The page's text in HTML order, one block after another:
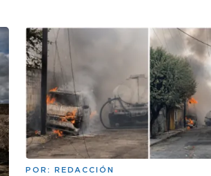
POR: REDACCIÓN